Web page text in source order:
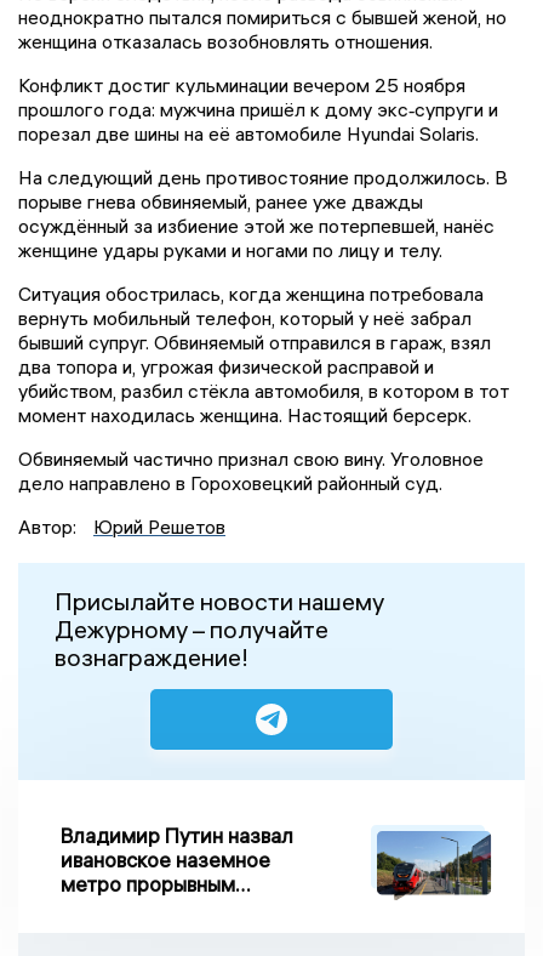
неоднократно пытался помириться с бывшей женой, но
женщина отказалась возобновлять отношения.
Конфликт достиг кульминации вечером 25 ноября
прошлого года: мужчина пришёл к дому экс‑супруги и
порезал две шины на её автомобиле Hyundai Solaris.
На следующий день противостояние продолжилось. В
порыве гнева обвиняемый, ранее уже дважды
осуждённый за избиение этой же потерпевшей, нанёс
женщине удары руками и ногами по лицу и телу.
Ситуация обострилась, когда женщина потребовала
вернуть мобильный телефон, который у неё забрал
бывший супруг. Обвиняемый отправился в гараж, взял
два топора и, угрожая физической расправой и
убийством, разбил стёкла автомобиля, в котором в тот
момент находилась женщина. Настоящий берсерк.
Обвиняемый частично признал свою вину. Уголовное
дело направлено в Гороховецкий районный суд.
Автор:
Юрий Решетов
Присылайте новости нашему
Дежурному – получайте
вознаграждение!
Владимир Путин назвал
ивановское наземное
метро прорывным